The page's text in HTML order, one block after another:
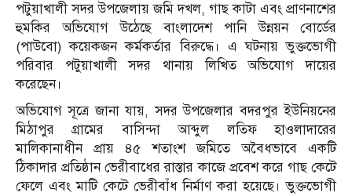
পটুয়াখালী সদর উপজেলায় জমি দখল, গাছ কাটা এবং প্রাণনাশের
হুমকির অভিযোগ উঠেছে বাংলাদেশ পানি উন্নয়ন বোর্ডের
(পাউবো) কয়েকজন কর্মকর্তার বিরুদ্ধে। এ ঘটনায় ভুক্তভোগী
পরিবার পটুয়াখালী সদর থানায় লিখিত অভিযোগ দায়ের
করেছেন।
অভিযোগ সূত্রে জানা যায়, সদর উপজেলার বদরপুর ইউনিয়নের
মিঠাপুর গ্রামের বাসিন্দা আব্দুল লতিফ হাওলাদারের
মালিকানাধীন প্রায় ৪৫ শতাংশ জমিতে অবৈধভাবে একটি
ঠিকাদার প্রতিষ্ঠান ভেরীবাধের রাস্তার কাজে প্রবেশ করে গাছ কেটে
ফেলে এবং মাটি কেটে ভেরীবাঁধ নির্মাণ করা হয়েছে। ভুক্তভোগী